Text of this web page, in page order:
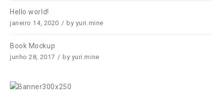
Hello world!
janeiro 14, 2020 by yuri.mine
Book Mockup
junho 28, 2017 by yuri.mine